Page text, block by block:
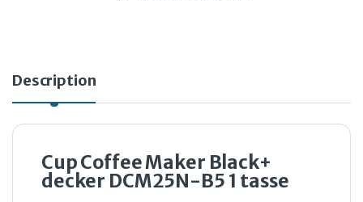
Description
Cup Coffee Maker Black+
decker DCM25N-B5 1 tasse